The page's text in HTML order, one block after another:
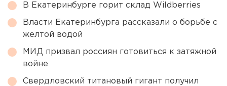
В Екатеринбурге горит склад Wildberries
Власти Екатеринбурга рассказали о борьбе с
желтой водой
МИД призвал россиян готовиться к затяжной
войне
Свердловский титановый гигант получил